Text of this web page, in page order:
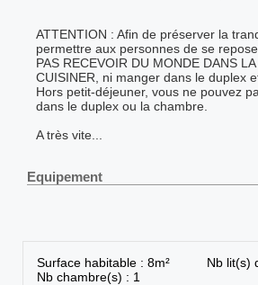
ATTENTION : Afin de préserver la
permettre aux personnes de se
PAS RECEVOIR DU MONDE DANS
CUISINER, ni manger dans le duplex
Hors petit-déjeuner, vous ne pouvez
dans le duplex ou la chambre.
A très vite...
Equipement
Surface habitable : 8m²
Nb chambre(s) : 1
Nb lit(s)